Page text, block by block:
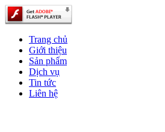
Trang chủ
Giới thiệu
Sản phẩm
Dịch vụ
Tin tức
Liên hệ